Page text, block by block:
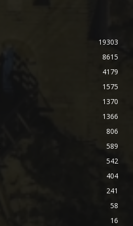
19303
8615
4179
1575
1370
1366
806
589
542
404
241
58
16